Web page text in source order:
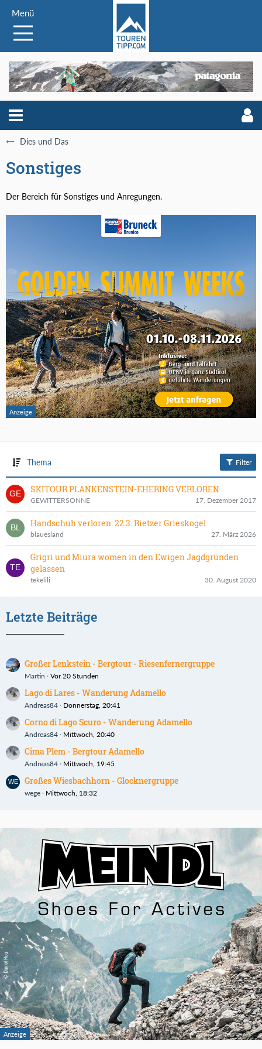
Menü
Dies und Das
Sonstiges
Der Bereich für Sonstiges und Anregungen.
Thema Filter
SKITOUR PLANKENSTEIN-EHERING VERLOREN
GEWITTERSONNE 17. Dezember 2017
Handschuh verloren: 22.3. Rietzer Grieskogel
blauesland 27. März 2026
Grigri und Miura women in den Ewigen Jagdgründen
gelassen
tekelili 30. August 2020
Letzte Beiträge
Großer Lenkstein - Bergtour - Riesenfernergruppe
Martin Vor 20 Stunden
Lago di Lares - Wanderung Adamello
Andreas84 Donnerstag, 20:41
Corno di Lago Scuro - Wanderung Adamello
Andreas84 Mittwoch, 20:40
Cima Plem - Bergtour Adamello
Andreas84 Mittwoch, 19:45
Großes Wiesbachhorn - Glocknergruppe
wege Mittwoch, 18:32